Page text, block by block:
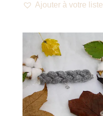
Ajouter à votre liste